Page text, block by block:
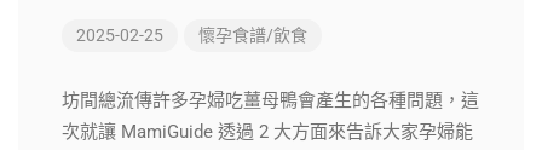
2025-02-25 懷孕食譜/飲食
坊間總流傳許多孕婦吃薑母鴨會產生的各種問題，這
次就讓 MamiGuide 透過 2 大方面來告訴大家孕婦能